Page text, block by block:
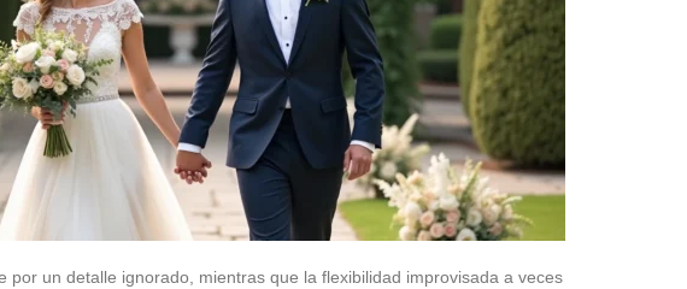
por un detalle ignorado, mientras que la flexibilidad improvisada a veces